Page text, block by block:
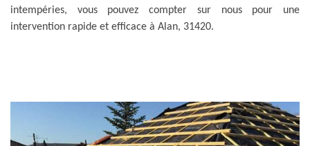
intempéries, vous pouvez compter sur nous pour une
intervention rapide et efficace à Alan, 31420.